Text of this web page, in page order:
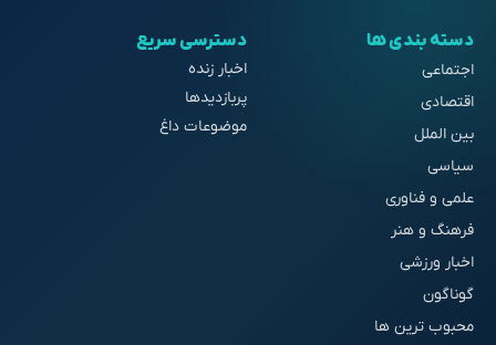
دسته بندی ها
اجتماعی
اقتصادی
بین الملل
سیاسی
علمی و فناوری
فرهنگ و هنر
اخبار ورزشی
گوناگون
محبوب ترین ها
دسترسی سریع
اخبار زنده
پربازدیدها
موضوعات داغ